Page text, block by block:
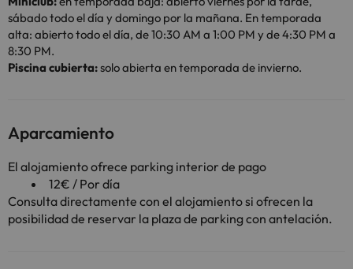
sábado todo el día y domingo por la mañana. En temporada
alta: abierto todo el día, de 10:30 AM a 1:00 PM y de 4:30 PM a
8:30 PM.
Piscina cubierta:solo abierta en temporada de invierno.
Aparcamiento
El alojamiento ofrece parking interior de pago
12€ / Por día
Consulta directamente con el alojamiento si ofrecen la
posibilidad de reservar la plaza de parking con antelación.